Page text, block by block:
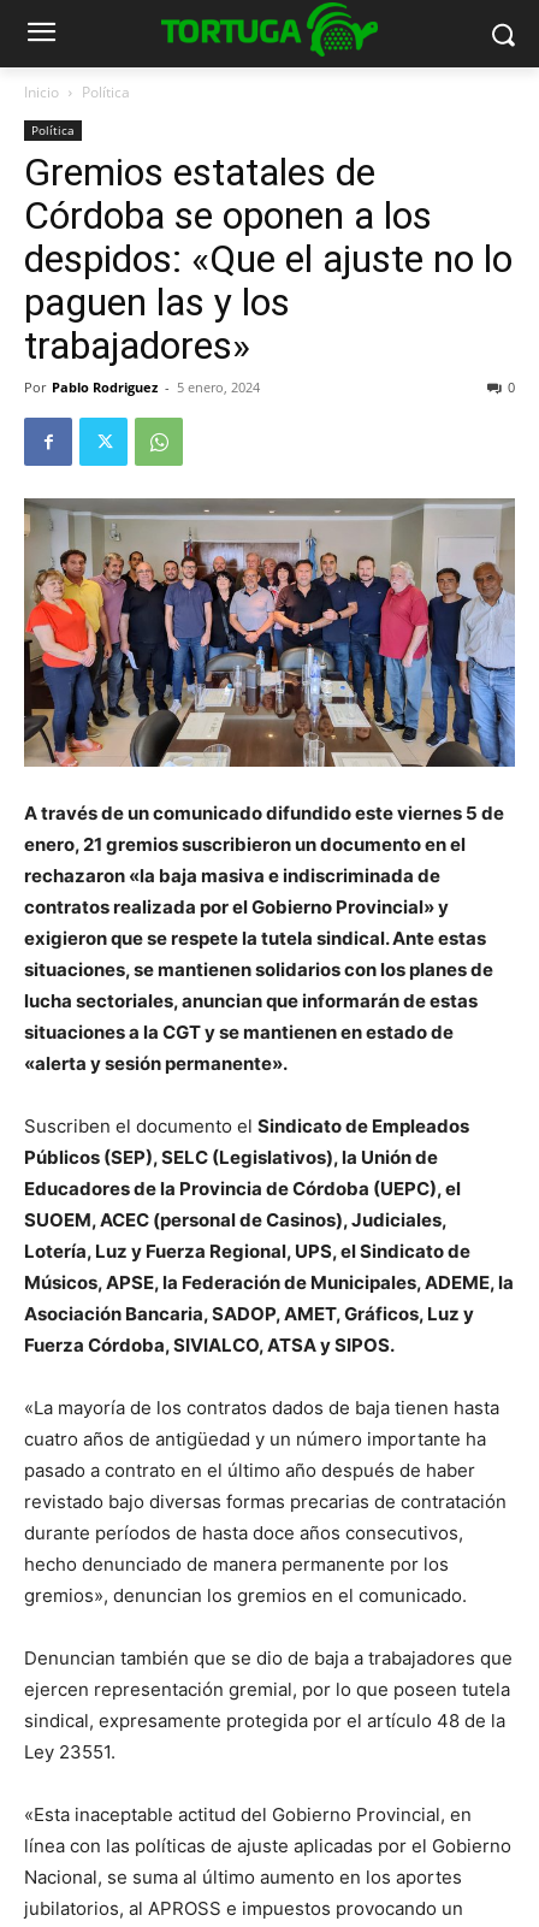
Inicio Política
Política
Gremios estatales de
Córdoba se oponen a los
despidos: «Que el ajuste no lo
paguen las y los
trabajadores»
Por Pablo Rodriguez - 5 enero, 2024 0
A través de un comunicado difundido este viernes 5 de
enero, 21 gremios suscribieron un documento en el
rechazaron «la baja masiva e indiscriminada de
contratos realizada por el Gobierno Provincial» y
exigieron que se respete la tutela sindical. Ante estas
situaciones, se mantienen solidarios con los planes de
lucha sectoriales, anuncian que informarán de estas
situaciones a la CGT y se mantienen en estado de
«alerta y sesión permanente».
Suscriben el documento el Sindicato de Empleados
Públicos (SEP), SELC (Legislativos), la Unión de
Educadores de la Provincia de Córdoba (UEPC), el
SUOEM, ACEC (personal de Casinos), Judiciales,
Lotería, Luz y Fuerza Regional, UPS, el Sindicato de
Músicos, APSE, la Federación de Municipales, ADEME, la
Asociación Bancaria, SADOP, AMET, Gráficos, Luz y
Fuerza Córdoba, SIVIALCO, ATSA y SIPOS.
«La mayoría de los contratos dados de baja tienen hasta
cuatro años de antigüedad y un número importante ha
pasado a contrato en el último año después de haber
revistado bajo diversas formas precarias de contratación
durante períodos de hasta doce años consecutivos,
hecho denunciado de manera permanente por los
gremios», denuncian los gremios en el comunicado.
Denuncian también que se dio de baja a trabajadores que
ejercen representación gremial, por lo que poseen tutela
sindical, expresamente protegida por el artículo 48 de la
Ley 23551.
«Esta inaceptable actitud del Gobierno Provincial, en
línea con las políticas de ajuste aplicadas por el Gobierno
Nacional, se suma al último aumento en los aportes
jubilatorios, al APROSS e impuestos provocando un